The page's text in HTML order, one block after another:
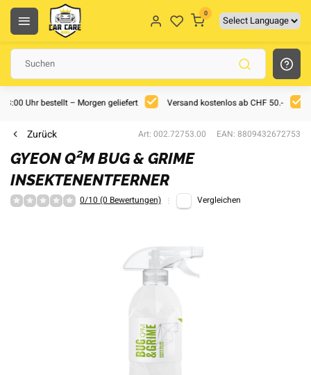
0
Uhr bestellt – Morgen geliefert Versand kostenlos ab CHF 50.-
Zurück Art: 002.72753.00 EAN: 8809432672753
GYEON Q²M BUG & GRIME
INSEKTENENTFERNER
0/10 (0 Bewertungen) Vergleichen